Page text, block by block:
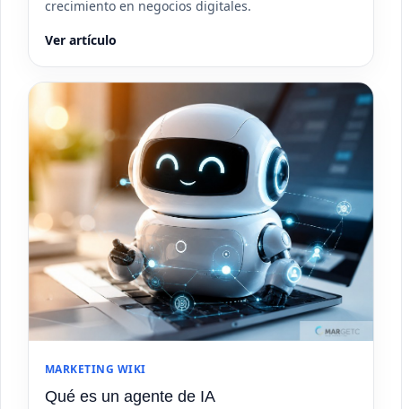
crecimiento en negocios digitales.
Ver artículo
MARKETING WIKI
Qué es un agente de IA